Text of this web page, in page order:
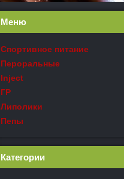
Меню
Спортивное питание
Пероральные
Inject
ГР
Липолики
Пепы
Категории